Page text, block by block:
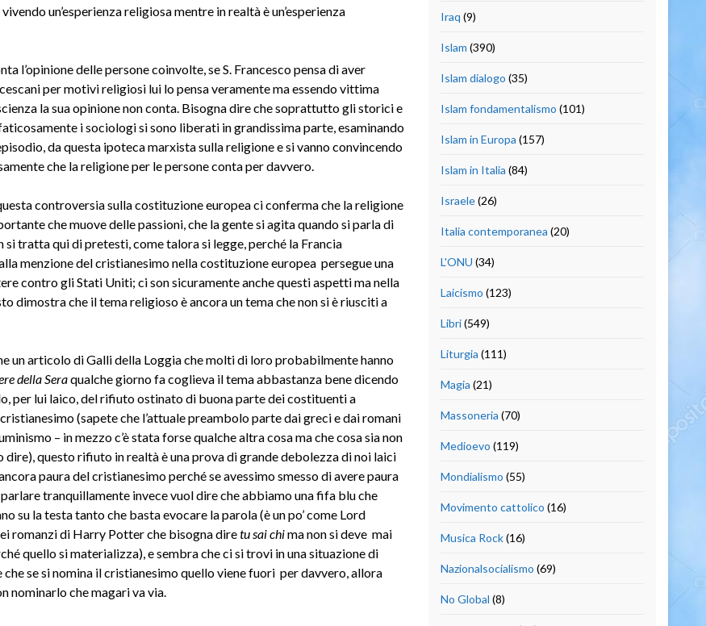
un’esperienza religiosa mentre in realtà è un’esperienza
l’opinione delle persone coinvolte, se S. Francesco pensa di aver
per motivi religiosi lui lo pensa veramente ma essendo vittima
la sua opinione non conta. Bisogna dire che soprattutto gli storici e
i sociologi si sono liberati in grandissima parte, esaminando
da questa ipoteca marxista sulla religione e si vanno convincendo
che la religione per le persone conta per davvero.
controversia sulla costituzione europea ci conferma che la religione
che muove delle passioni, che la gente si agita quando si parla di
si tratta qui di pretesti, come talora si legge, perché la Francia
menzione del cristianesimo nella costituzione europea persegue una
contro gli Stati Uniti; ci son sicuramente anche questi aspetti ma nella
dimostra che il tema religioso è ancora un tema che non si è riusciti a
un articolo di Galli della Loggia che molti di loro probabilmente hanno
della Seraqualche giorno fa coglieva il tema abbastanza bene dicendo
per lui laico, del rifiuto ostinato di buona parte dei costituenti a
(sapete che l’attuale preambolo parte dai greci e dai romani
– in mezzo c’è stata forse qualche altra cosa ma che cosa sia non
dire), questo rifiuto in realtà è una prova di grande debolezza di noi laici
paura del cristianesimo perché se avessimo smesso di avere paura
tranquillamente invece vuol dire che abbiamo una fifa blu che
su la testa tanto che basta evocare la parola (è un po’ come Lord
romanzi di Harry Potter che bisogna diretu sai chima non si deve mai
quello si materializza), e sembra che ci si trovi in una situazione di
che se si nomina il cristianesimo quello viene fuori per davvero, allora
nominarlo che magari va via.
Iraq (9)
Islam (390)
Islam dialogo (35)
Islam fondamentalismo (101)
Islam in Europa (157)
Islam in Italia (84)
Israele(26)
Italia contemporanea (20)
L'ONU (34)
Laicismo (123)
Libri(549)
Liturgia (111)
Magia (21)
Massoneria (70)
Medioevo (119)
Mondialismo (55)
Movimento cattolico (16)
Musica Rock(16)
Nazionalsocialismo (69)
No Global (8)